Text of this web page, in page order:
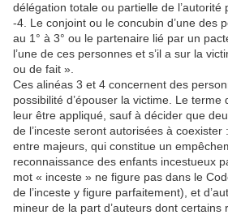
délégation totale ou partielle de l’autorité
-4. Le conjoint ou le concubin d’une des
au 1° à 3° ou le partenaire lié par un
l’une de ces personnes et s’il a sur la
ou de fait ».
Ces alinéas 3 et 4 concernent des
possibilité d’épouser la victime. Le terme
leur être appliqué, sauf à décider que
de l’inceste seront autorisées à coexister
entre majeurs, qui constitue un
reconnaissance des enfants incestueux
mot « inceste » ne figure pas dans le
de l’inceste y figure parfaitement), et
mineur de la part d’auteurs dont